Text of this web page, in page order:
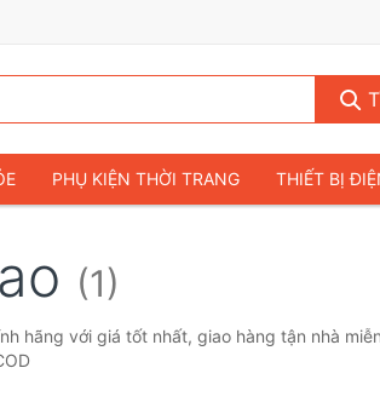
PHỤ KIỆN THỜI TRANG THIẾT BỊ
& CONSOLE
MÔ TÔ, XE MÁY SÁCH & TẠP CHÍ
(1)
hãng với giá tốt nhất, giao hàng tận nhà